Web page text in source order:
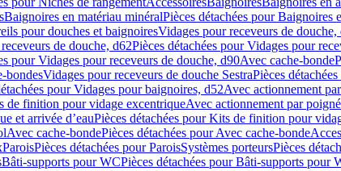
Baignoires en matériau minéralPièces détachées pour Baignoires
pour douches et baignoiresVidages pour receveurs de douche,
de douche, d62Pièces détachées pour Vidages pour
pour Vidages pour receveurs de douche, d90Avec cache-bonde
bondesVidages pour receveurs de douche SestraPièces
pour Vidages pour baignoires, d52Avec actionnement
de finition pour vidage excentriqueAvec actionnement par
et arrivée d’eauPièces détachées pour Kits de finition pour
Avec cache-bondePièces détachées pour Avec cache-bonde
ParoisPièces détachées pour ParoisSystèmes porteursPièces
Bâti-supports pour WCPièces détachées pour Bâti-supports pour